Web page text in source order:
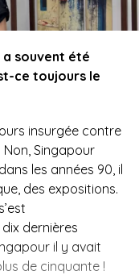
a souvent été
ce toujours le
insurgée contre
Singapour
les années 90, il
des expositions.
dernières
il y avait
de cinquante !